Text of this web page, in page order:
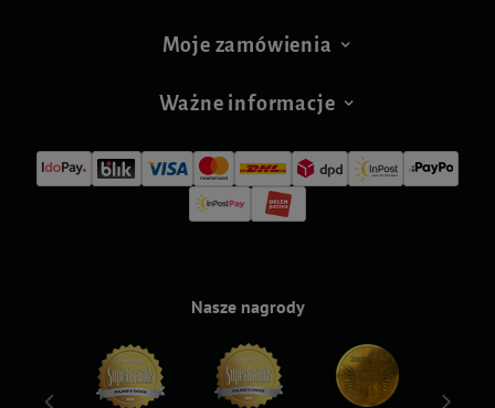
Moje zamówienia
Ważne informacje
Nasze nagrody